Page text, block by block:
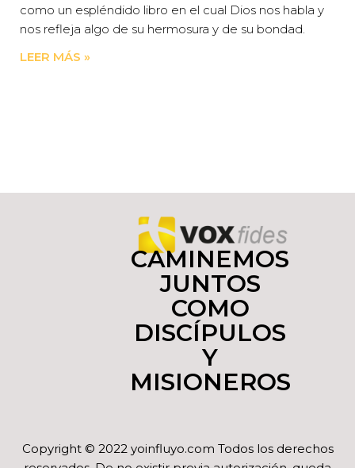
como un espléndido libro en el cual Dios nos habla y
nos refleja algo de su hermosura y de su bondad.
LEER MÁS »
CAMINEMOS
JUNTOS
COMO
DISCÍPULOS
Y
MISIONEROS
Copyright © 2022 yoinfluyo.com Todos los derechos